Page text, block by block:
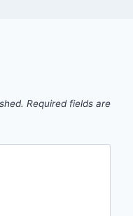
Required fields are